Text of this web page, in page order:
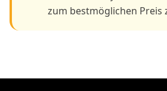
zum bestmöglichen Preis